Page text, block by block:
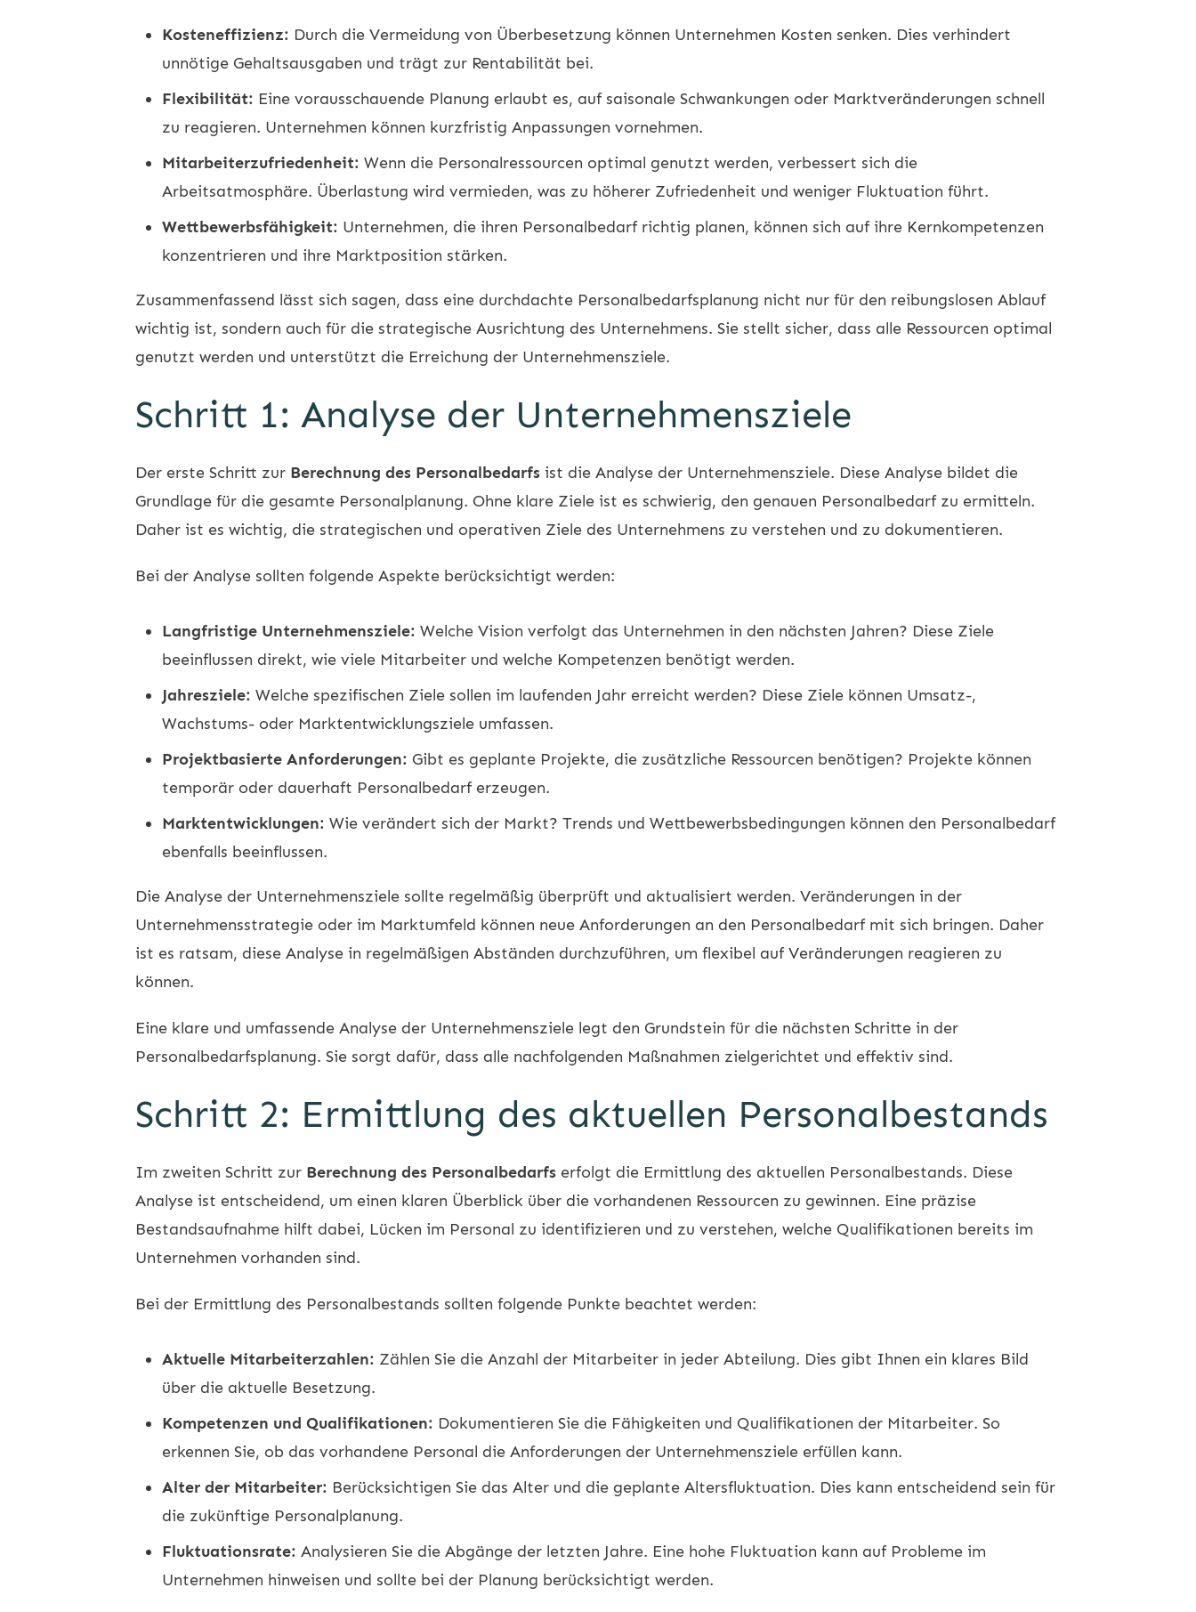
Kosteneffizienz: Durch die Vermeidung von Überbesetzung können Unternehmen Kosten senken. Dies verhindert
unnötige Gehaltsausgaben und trägt zur Rentabilität bei.
Flexibilität: Eine vorausschauende Planung erlaubt es, auf saisonale Schwankungen oder Marktveränderungen schnell
zu reagieren. Unternehmen können kurzfristig Anpassungen vornehmen.
Mitarbeiterzufriedenheit: Wenn die Personalressourcen optimal genutzt werden, verbessert sich die
Arbeitsatmosphäre. Überlastung wird vermieden, was zu höherer Zufriedenheit und weniger Fluktuation führt.
Wettbewerbsfähigkeit: Unternehmen, die ihren Personalbedarf richtig planen, können sich auf ihre Kernkompetenzen
konzentrieren und ihre Marktposition stärken.
Zusammenfassend lässt sich sagen, dass eine durchdachte Personalbedarfsplanung nicht nur für den reibungslosen Ablauf
wichtig ist, sondern auch für die strategische Ausrichtung des Unternehmens. Sie stellt sicher, dass alle Ressourcen optimal
genutzt werden und unterstützt die Erreichung der Unternehmensziele.
Schritt 1: Analyse der Unternehmensziele
Der erste Schritt zur Berechnung des Personalbedarfs ist die Analyse der Unternehmensziele. Diese Analyse bildet die
Grundlage für die gesamte Personalplanung. Ohne klare Ziele ist es schwierig, den genauen Personalbedarf zu ermitteln.
Daher ist es wichtig, die strategischen und operativen Ziele des Unternehmens zu verstehen und zu dokumentieren.
Bei der Analyse sollten folgende Aspekte berücksichtigt werden:
Langfristige Unternehmensziele: Welche Vision verfolgt das Unternehmen in den nächsten Jahren? Diese Ziele
beeinflussen direkt, wie viele Mitarbeiter und welche Kompetenzen benötigt werden.
Jahresziele: Welche spezifischen Ziele sollen im laufenden Jahr erreicht werden? Diese Ziele können Umsatz-,
Wachstums- oder Marktentwicklungsziele umfassen.
Projektbasierte Anforderungen: Gibt es geplante Projekte, die zusätzliche Ressourcen benötigen? Projekte können
temporär oder dauerhaft Personalbedarf erzeugen.
Marktentwicklungen: Wie verändert sich der Markt? Trends und Wettbewerbsbedingungen können den Personalbedarf
ebenfalls beeinflussen.
Die Analyse der Unternehmensziele sollte regelmäßig überprüft und aktualisiert werden. Veränderungen in der
Unternehmensstrategie oder im Marktumfeld können neue Anforderungen an den Personalbedarf mit sich bringen. Daher
ist es ratsam, diese Analyse in regelmäßigen Abständen durchzuführen, um flexibel auf Veränderungen reagieren zu
können.
Eine klare und umfassende Analyse der Unternehmensziele legt den Grundstein für die nächsten Schritte in der
Personalbedarfsplanung. Sie sorgt dafür, dass alle nachfolgenden Maßnahmen zielgerichtet und effektiv sind.
Schritt 2: Ermittlung des aktuellen Personalbestands
Im zweiten Schritt zur Berechnung des Personalbedarfs erfolgt die Ermittlung des aktuellen Personalbestands. Diese
Analyse ist entscheidend, um einen klaren Überblick über die vorhandenen Ressourcen zu gewinnen. Eine präzise
Bestandsaufnahme hilft dabei, Lücken im Personal zu identifizieren und zu verstehen, welche Qualifikationen bereits im
Unternehmen vorhanden sind.
Bei der Ermittlung des Personalbestands sollten folgende Punkte beachtet werden:
Aktuelle Mitarbeiterzahlen: Zählen Sie die Anzahl der Mitarbeiter in jeder Abteilung. Dies gibt Ihnen ein klares Bild
über die aktuelle Besetzung.
Kompetenzen und Qualifikationen: Dokumentieren Sie die Fähigkeiten und Qualifikationen der Mitarbeiter. So
erkennen Sie, ob das vorhandene Personal die Anforderungen der Unternehmensziele erfüllen kann.
Alter der Mitarbeiter: Berücksichtigen Sie das Alter und die geplante Altersfluktuation. Dies kann entscheidend sein für
die zukünftige Personalplanung.
Fluktuationsrate: Analysieren Sie die Abgänge der letzten Jahre. Eine hohe Fluktuation kann auf Probleme im
Unternehmen hinweisen und sollte bei der Planung berücksichtigt werden.